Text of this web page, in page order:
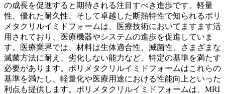
の成長を促進すると期待される注目すべき進歩です。軽量
性、優れた耐久性、そして卓越した断熱特性で知られるポリ
メタクリルイミドフォームは、医療技術においてますます活
用されており、医療機器やシステムの進歩を促進していま
す。医療業界では、材料は生体適合性、滅菌性、さまざまな
滅菌方法に耐え、劣化しない能力など、特定の基準を満たす
必要があります。ポリメタクリルイミドフォームはこれらの
基準を満たし、軽量化や医療用途における性能向上といった
利点も提供します。ポリメタクリルイミドフォームは、MRI